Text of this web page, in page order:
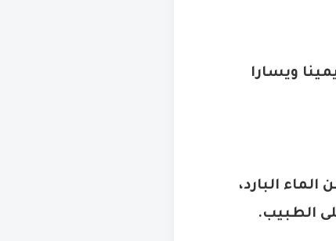
ويسارا
البارد،
الطبيب.